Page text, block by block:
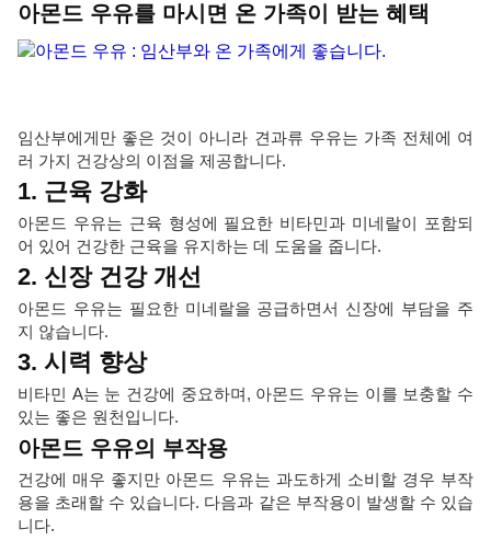
아몬드 우유를 마시면 온 가족이 받는 혜택
임산부에게만 좋은 것이 아니라 견과류 우유는 가족 전체에 여
러 가지 건강상의 이점을 제공합니다.
1. 근육 강화
아몬드 우유는 근육 형성에 필요한 비타민과 미네랄이 포함되
어 있어 건강한 근육을 유지하는 데 도움을 줍니다.
2. 신장 건강 개선
아몬드 우유는 필요한 미네랄을 공급하면서 신장에 부담을 주
지 않습니다.
3. 시력 향상
비타민 A는 눈 건강에 중요하며, 아몬드 우유는 이를 보충할 수
있는 좋은 원천입니다.
아몬드 우유의 부작용
건강에 매우 좋지만 아몬드 우유는 과도하게 소비할 경우 부작
용을 초래할 수 있습니다. 다음과 같은 부작용이 발생할 수 있습
니다.